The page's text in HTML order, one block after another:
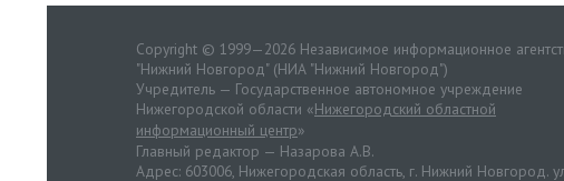
Copyright © 1999—2026 Независимое информационное
"Нижний Новгород" (НИА "Нижний Новгород")
Учредитель — Государственное автономное учреждение
Нижегородской области «Нижегородский областной
информационный центр»
Главный редактор — Назарова А.В.
Адрес: 603006, Нижегородская область, г. Нижний Новгород.